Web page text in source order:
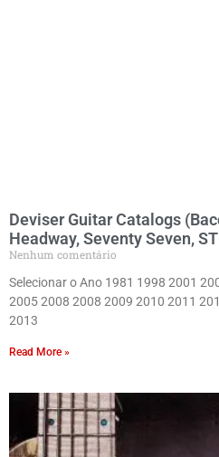
Deviser Guitar Catalogs
Headway, Seventy Seven,
Nenhum comentário
Selecionar o Ano 1981 1998 2001
2005 2008 2008 2009 2010 2011
2013
Read More »